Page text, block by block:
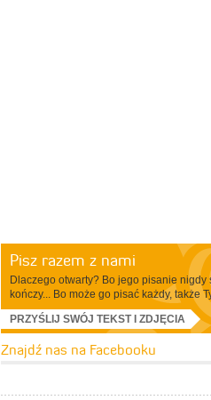
Pisz razem z nami
Dlaczego otwarty? Bo jego pisanie nigdy
kończy... Bo może go pisać każdy, także
PRZYŚLIJ SWÓJ TEKST I ZDJĘCIA
Znajdź nas na Facebooku